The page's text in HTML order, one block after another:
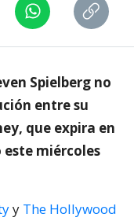
Spielberg no
entre su
que expira en
miércoles
y The Hollywood